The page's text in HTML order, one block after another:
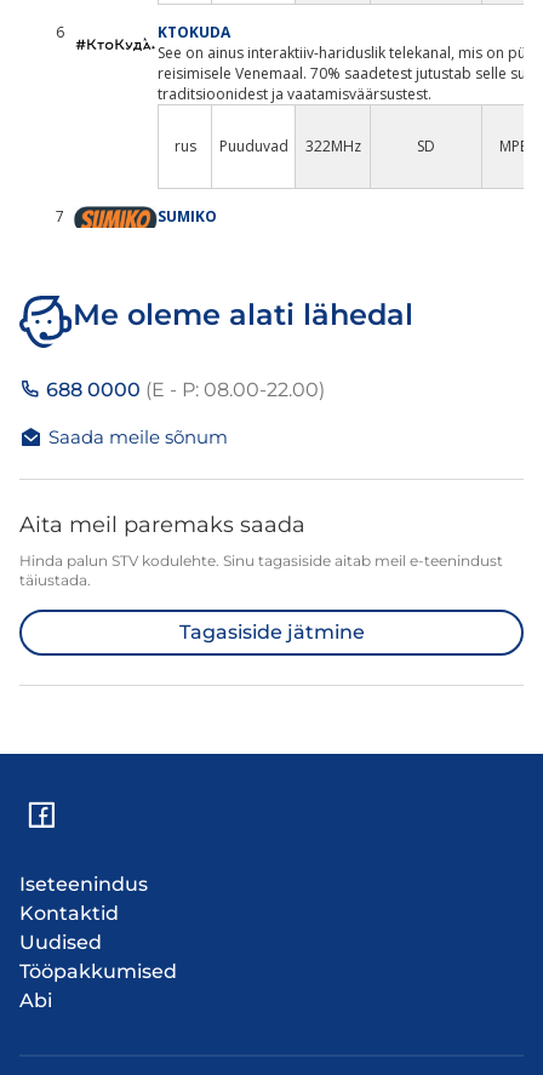
Me oleme alati lähedal
688 0000 (E - P: 08.00-22.00)
Saada meile sõnum
Aita meil paremaks saada
Hinda palun STV kodulehte. Sinu tagasiside aitab meil e-teenindust
täiustada.
Tagasiside jätmine
Iseteenindus
Kontaktid
Uudised
Tööpakkumised
Abi